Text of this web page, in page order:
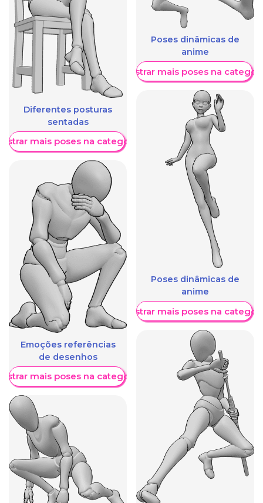
Diferentes posturas
sentadas
mais poses na categoria
Emoções referências
de desenhos
mais poses na categoria
Poses dinâmicas de
anime
Mostrar mais poses na
Poses dinâmicas de
anime
Mostrar mais poses na